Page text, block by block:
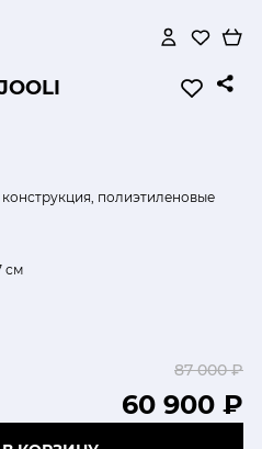
конструкция, полиэтиленовые
см
87 000 ₽
60 900 ₽